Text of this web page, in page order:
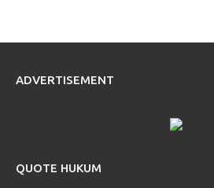
ADVERTISEMENT
QUOTE HUKUM